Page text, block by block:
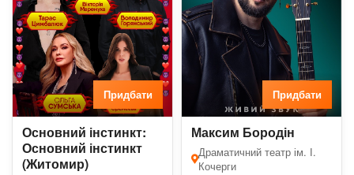
Придбати
Основний інстинкт:
Основний інстинкт
(Житомир)
Придбати
Максим Бородін
Драматичний театр ім. І.
Кочерги